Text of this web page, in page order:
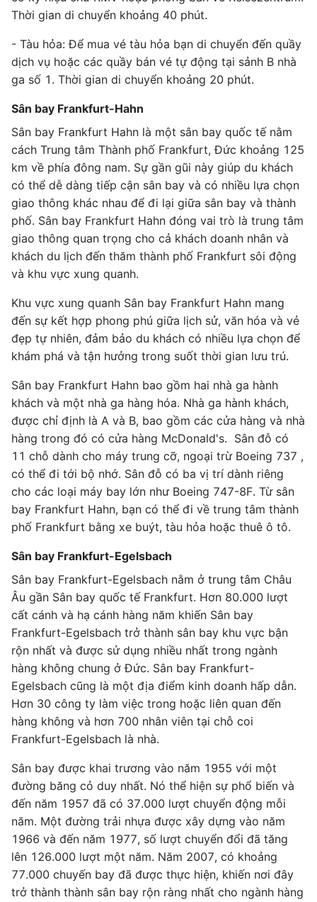
Thời gian di chuyển khoảng 40 phút.
- Tàu hỏa: Để mua vé tàu hỏa bạn di chuyển đến quầy
dịch vụ hoặc các quầy bán vé tự động tại sảnh B nhà
ga số 1. Thời gian di chuyển khoảng 20 phút.
Sân bay Frankfurt-Hahn
Sân bay Frankfurt Hahn là một sân bay quốc tế nằm
cách Trung tâm Thành phố Frankfurt, Đức khoảng 125
km về phía đông nam. Sự gần gũi này giúp du khách
có thể dễ dàng tiếp cận sân bay và có nhiều lựa chọn
giao thông khác nhau để đi lại giữa sân bay và thành
phố. Sân bay Frankfurt Hahn đóng vai trò là trung tâm
giao thông quan trọng cho cả khách doanh nhân và
khách du lịch đến thăm thành phố Frankfurt sôi động
và khu vực xung quanh.
Khu vực xung quanh Sân bay Frankfurt Hahn mang
đến sự kết hợp phong phú giữa lịch sử, văn hóa và vẻ
đẹp tự nhiên, đảm bảo du khách có nhiều lựa chọn để
khám phá và tận hưởng trong suốt thời gian lưu trú.
Sân bay Frankfurt Hahn bao gồm hai nhà ga hành
khách và một nhà ga hàng hóa. Nhà ga hành khách,
được chỉ định là A và B, bao gồm các cửa hàng và nhà
hàng trong đó có cửa hàng McDonald's. Sân đỗ có
11 chỗ dành cho máy trung cỡ, ngoại trừ Boeing 737 ,
có thể đi tới bộ nhớ. Sân đỗ có ba vị trí dành riêng
cho các loại máy bay lớn như Boeing 747-8F. Từ sân
bay Frankfurt Hahn, bạn có thể đi về trung tâm thành
phố Frankfurt bằng xe buýt, tàu hỏa hoặc thuê ô tô.
Sân bay Frankfurt-Egelsbach
Sân bay Frankfurt-Egelsbach nằm ở trung tâm Châu
Âu gần Sân bay quốc tế Frankfurt. Hơn 80.000 lượt
cất cánh và hạ cánh hàng năm khiến Sân bay
Frankfurt-Egelsbach trở thành sân bay khu vực bận
rộn nhất và được sử dụng nhiều nhất trong ngành
hàng không chung ở Đức. Sân bay Frankfurt-
Egelsbach cũng là một địa điểm kinh doanh hấp dẫn.
Hơn 30 công ty làm việc trong hoặc liên quan đến
hàng không và hơn 700 nhân viên tại chỗ coi
Frankfurt-Egelsbach là nhà.
Sân bay được khai trương vào năm 1955 với một
đường băng cỏ duy nhất. Nó thể hiện sự phổ biến và
đến năm 1957 đã có 37.000 lượt chuyển động mỗi
năm. Một đường trải nhựa được xây dựng vào năm
1966 và đến năm 1977, số lượt chuyển đổi đã tăng
lên 126.000 lượt một năm. Năm 2007, có khoảng
77.000 chuyến bay đã được thực hiện, khiến nơi đây
trở thành thành sân bay rộn ràng nhất cho ngành hàng